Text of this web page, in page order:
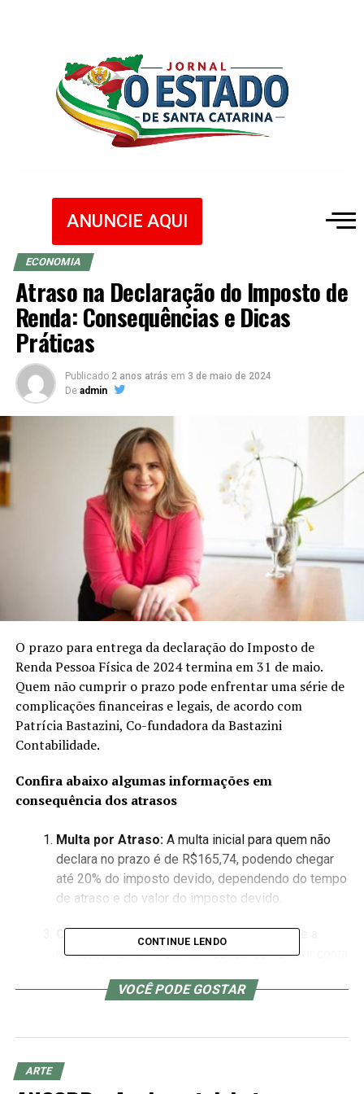
ANUNCIE AQUI
ECONOMIA
Atraso na Declaração do Imposto de
Renda: Consequências e Dicas
Práticas
Publicado 2 anos atrás em 3 de maio de 2024
De admin
O prazo para entrega da declaração do Imposto de
Renda Pessoa Física de 2024 termina em 31 de maio.
Quem não cumprir o prazo pode enfrentar uma série de
complicações financeiras e legais, de acordo com
Patrícia Bastazini, Co-fundadora da Bastazini
Contabilidade.
Confira abaixo algumas informações em
consequência dos atrasos
Multa por Atraso: A multa inicial para quem não
declara no prazo é de R$165,74, podendo chegar
até 20% do imposto devido, dependendo do tempo
de atraso e do valor do imposto devido.
CPF Bloqueado:Ter o CPF irregular impede a
realização de diversas atividades, como abrir conta
benefícios como aposentadoria ou seguro-
Inscrição em Cadastro de Inadimplentes:Não
declarar resulta na inscrição do nome no Cadin
(Cadastro Informativo de Créditos não Quitados do
CONTINUE LENDO
VOCÊ PODE GOSTAR
ARTE